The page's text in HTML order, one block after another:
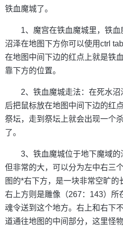
铁血魔城了。
1、魔宫在铁血魔城里，铁
沼泽在地图下方你可以使用ctrl
在地图中间下边的红点上就是铁
靠下方的位置。
2、铁血魔城走法：在死水
后把鼠标放在地图中间下边的红
祭坛，走到祭坛上就会出现一个
了。
3、铁血魔城位于地下魔域的
但非常的大，可以分为左中右三
图的*右下方，是一块非常空旷
右上方则是雕像（267：143）所
魂令送到这个地方。右上和右下
道通往地图的中间部分，这里怪